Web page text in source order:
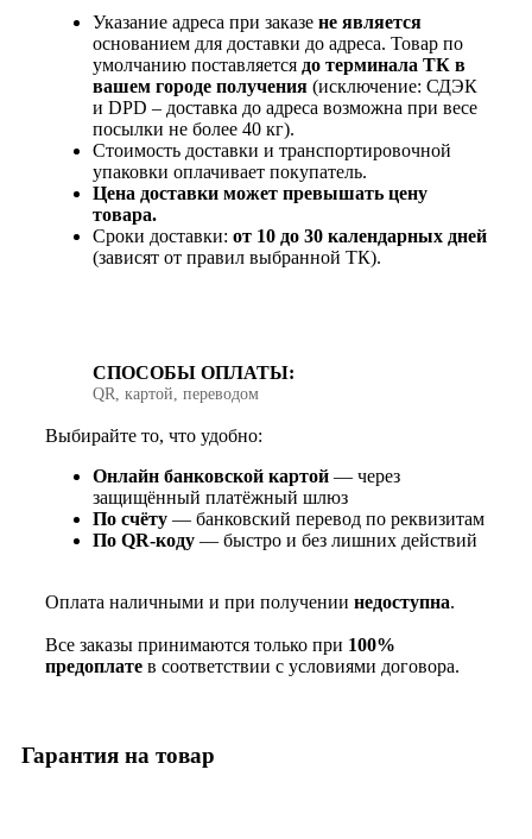
Указание адреса при заказе не является
основанием для доставки до адреса. Товар по
умолчанию поставляется до терминала ТК в
вашем городе получения (исключение: СДЭК
и DPD – доставка до адреса возможна при весе
посылки не более 40 кг).
Стоимость доставки и транспортировочной
упаковки оплачивает покупатель.
Цена доставки может превышать цену
товара.
Сроки доставки: от 10 до 30 календарных дней
(зависят от правил выбранной ТК).
СПОСОБЫ ОПЛАТЫ:
QR, картой, переводом
Выбирайте то, что удобно:
Онлайн банковской картой — через
защищённый платёжный шлюз
По счёту — банковский перевод по реквизитам
По QR‑коду — быстро и без лишних действий
Оплата наличными и при получении недоступна.
Все заказы принимаются только при 100%
предоплате в соответствии с условиями договора.
Гарантия на товар